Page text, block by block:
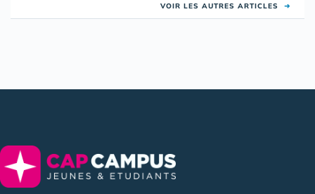
VOIR LES AUTRES ARTICLES ➜